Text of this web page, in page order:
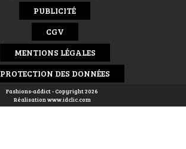
PUBLICITÉ
CGV
MENTIONS LÉGALES
PROTECTION DES DONNÉES
Fashions-addict - Copyright 2026
Réalisationwww.idclic.com